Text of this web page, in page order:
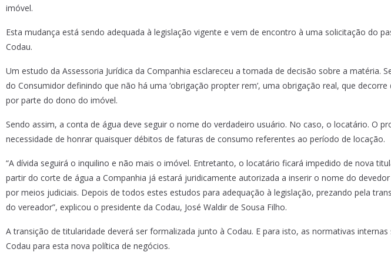
imóvel.
Esta mudança está sendo adequada à legislação vigente e vem de encontro à uma solicitação do
Codau.
Um estudo da Assessoria Jurídica da Companhia esclareceu a tomada de decisão sobre a
do Consumidor definindo que não há uma ‘obrigação propter rem’, uma obrigação real, que
por parte do dono do imóvel.
Sendo assim, a conta de água deve seguir o nome do verdadeiro usuário. No caso, o locatário. O
necessidade de honrar quaisquer débitos de faturas de consumo referentes ao período de locação.
“A dívida seguirá o inquilino e não mais o imóvel. Entretanto, o locatário ficará impedido de nova
partir do corte de água a Companhia já estará juridicamente autorizada a inserir o nome do
por meios judiciais. Depois de todos estes estudos para adequação à legislação, prezando pela
do vereador”, explicou o presidente da Codau, José Waldir de Sousa Filho.
A transição de titularidade deverá ser formalizada junto à Codau. E para isto, as normativas
Codau para esta nova política de negócios.